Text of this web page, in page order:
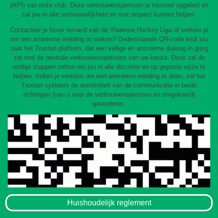
(API) van onze club. Deze vertrouwenspersoon is hiervoor opgeleid en
zal jou in alle vertrouwelijkheid en met respect kunnen helpen.
Contacteer je liever iemand van de Vlaamse Hockey Liga of verkies je
om een anonieme melding te maken? Onderstaande QR-code leidt jou
naar het Trustan platform, dat een veilige en anonieme dialoog in gang
zet met de neutrale vertrouwenspersoon van uw keuze. Deze zal de
nodige stappen zetten om jou in alle discretie en op gepaste wijze te
helpen. Indien je verkiest om een anonieme melding te doen, zal het
Trustan systeem de anonimiteit van de communicatie in beide
richtingen (van u naar de vertrouwenspersoon en omgekeerd)
garanderen.
Huishoudelijk reglement